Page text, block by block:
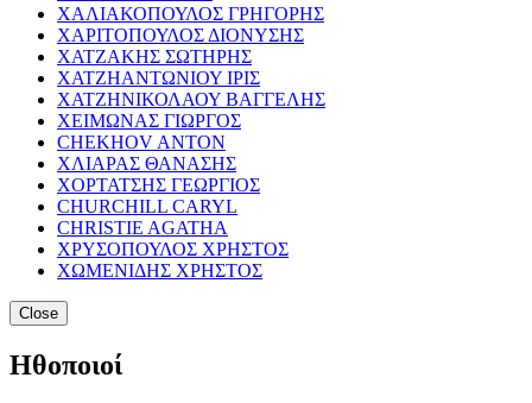
ΧΑΛΙΑΚΟΠΟΥΛΟΣ ΓΡΗΓΟΡΗΣ
ΧΑΡΙΤΟΠΟΥΛΟΣ ΔΙΟΝΥΣΗΣ
ΧΑΤΖΑΚΗΣ ΣΩΤΗΡΗΣ
ΧΑΤΖΗΑΝΤΩΝΙΟΥ ΙΡΙΣ
ΧΑΤΖΗΝΙΚΟΛΑΟΥ ΒΑΓΓΕΛΗΣ
ΧΕΙΜΩΝΑΣ ΓΙΩΡΓΟΣ
CHEKHOV ANTON
ΧΛΙΑΡΑΣ ΘΑΝΑΣΗΣ
ΧΟΡΤΑΤΣΗΣ ΓΕΩΡΓΙΟΣ
CHURCHILL CARYL
CHRISTIE AGATHA
ΧΡΥΣΟΠΟΥΛΟΣ ΧΡΗΣΤΟΣ
ΧΩΜΕΝΙΔΗΣ ΧΡΗΣΤΟΣ
Close
Ηθοποιοί